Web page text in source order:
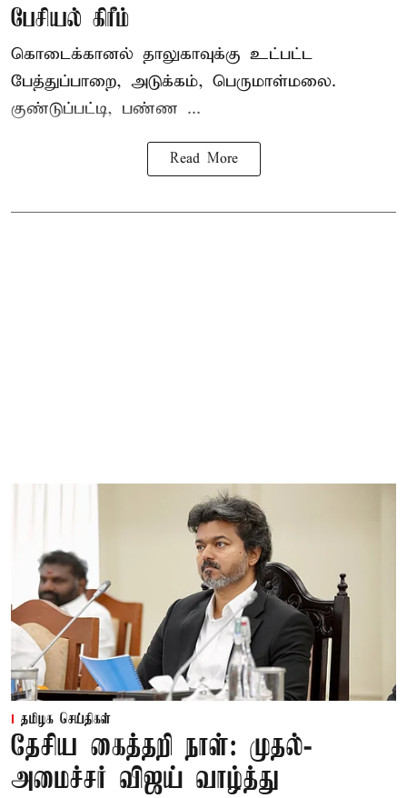
பேசியல் கிரீம்
கொடைக்கானல் தாலுகாவுக்கு உட்பட்ட
பேத்துப்பாறை, அடுக்கம், பெருமாள்மலை.
குண்டுப்பட்டி, பண்ண ...
Read More
தமிழக செய்திகள்
தேசிய கைத்தறி நாள்: முதல்-
அமைச்சர் விஜய் வாழ்த்து